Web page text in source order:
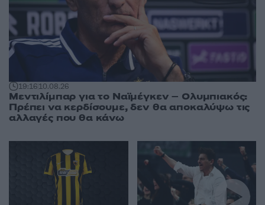
19:1610.08.26
Μεντιλίμπαρ για το Ναϊμέγκεν – Ολυμπιακός:
Πρέπει να κερδίσουμε, δεν θα αποκαλύψω τις
αλλαγές που θα κάνω